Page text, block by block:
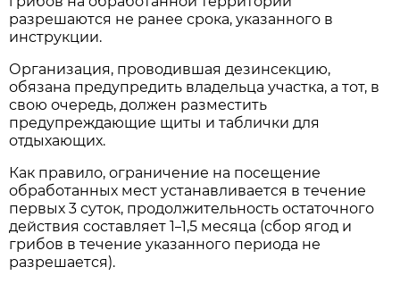
разрешаются не ранее срока, указанного в
инструкции.
Организация, проводившая дезинсекцию,
обязана предупредить владельца участка, а тот, в
свою очередь, должен разместить
предупреждающие щиты и таблички для
отдыхающих.
Как правило, ограничение на посещение
обработанных мест устанавливается в течение
первых 3 суток, продолжительность остаточного
действия составляет 1–1,5 месяца (сбор ягод и
грибов в течение указанного периода не
разрешается).